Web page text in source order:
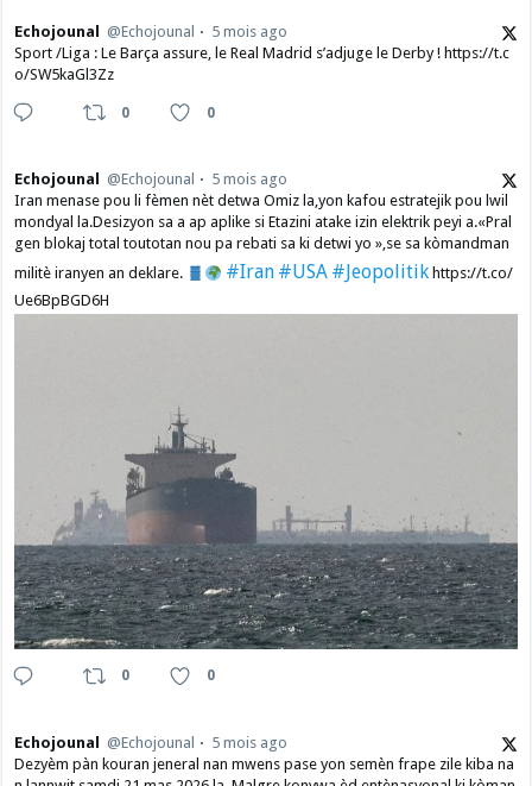
Echojounal @Echojounal
5 mois ago
Sport /Liga : Le Barça assure, le Real Madrid s’adjuge le Derby ! https://t.c
o/SW5kaGl3Zz
0 0
Echojounal @Echojounal
5 mois ago
Iran menase pou li fèmen nèt detwa Omiz la,yon kafou estratejik pou lwil
mondyal la.Desizyon sa a ap aplike si Etazini atake izin elektrik peyi a.​«Pral
gen blokaj total toutotan nou pa rebati sa ki detwi yo »,se sa kòmandman
militè iranyen an deklare.
#Iran #USA #Jeopolitikhttps://t.co/
Ue6BpBGD6H
0 0
Echojounal @Echojounal
5 mois ago
Dezyèm pàn kouran jeneral nan mwens pase yon semèn frape zile kiba na